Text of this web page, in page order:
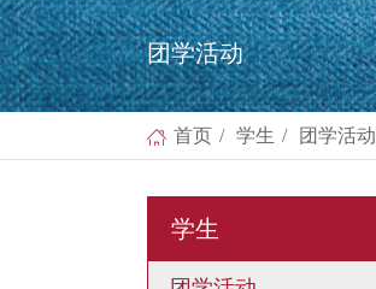
团学活动
首页 / 学生 / 团学活动
学生